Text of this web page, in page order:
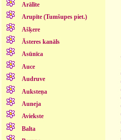
Arālīte
Arupīte (Tumšupes piet.)
Ašķere
Āsteres kanāls
Asūnīca
Auce
Audruve
Auksteņa
Auneja
Aviekste
Balta